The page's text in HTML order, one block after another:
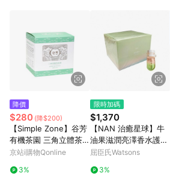
降價
$280 (降$200)
【Simple Zone】谷芳
有機茶園 三角立體茶包
- 三峽碧螺春綠茶包 (1
京站i購物Qonline
3%
限時加碼
$1,370
【NAN 治癒星球】牛
油果滋潤亮澤香水護髮
油40顆 C05杏花春雨
屈臣氏Watsons
3%